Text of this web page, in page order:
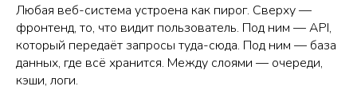
Любая веб-система устроена как пирог. Сверху —
фронтенд, то, что видит пользователь. Под ним — API,
который передаёт запросы туда-сюда. Под ним — база
данных, где всё хранится. Между слоями — очереди,
кэши, логи.